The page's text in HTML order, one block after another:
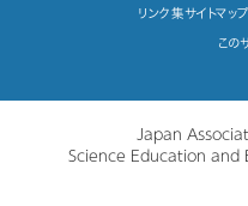
リンク集サイトマップ
この
Japan
Science Education and